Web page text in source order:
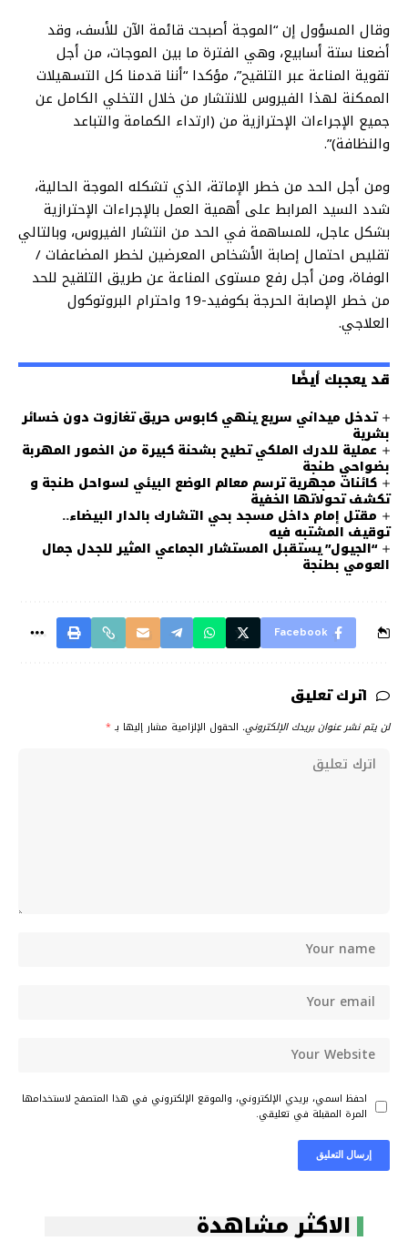
وقال المسؤول إن “الموجة أصبحت قائمة الآن للأسف، وقد
أضعنا ستة أسابيع، وهي الفترة ما بين الموجات، من أجل
تقوية المناعة عبر التلقيح”، مؤكدا “أننا قدمنا كل التسهيلات
الممكنة لهذا الفيروس للانتشار من خلال التخلي الكامل عن
جميع الإجراءات الإحترازية من (ارتداء الكمامة والتباعد
والنظافة)”.
ومن أجل الحد من خطر الإماتة، الذي تشكله الموجة الحالية،
شدد السيد المرابط على أهمية العمل بالإجراءات الإحترازية
بشكل عاجل، للمساهمة في الحد من انتشار الفيروس، وبالتالي
تقليص احتمال إصابة الأشخاص المعرضين لخطر المضاعفات /
الوفاة، ومن أجل رفع مستوى المناعة عن طريق التلقيح للحد
من خطر الإصابة الحرجة بكوفيد-19 واحترام البروتوكول
العلاجي.
قد يعجبك أيضًا
تدخل ميداني سريع ينهي كابوس حريق تغازوت دون خسائر
بشرية
عملية للدرك الملكي تطيح بشحنة كبيرة من الخمور المهربة
بضواحي طنجة
كائنات مجهرية ترسم معالم الوضع البيئي لسواحل طنجة و
تكشف تحولاتها الخفية
مقتل إمام داخل مسجد بحي التشارك بالدار البيضاء..
توقيف المشتبه فيه
“الجيول” يستقبل المستشار الجماعي المثير للجدل جمال
العومي بطنجة
Facebook
اترك تعليق
لن يتم نشر عنوان بريدك الإلكتروني. الحقول الإلزامية مشار إليها بـ *
احفظ اسمي، بريدي الإلكتروني، والموقع الإلكتروني في هذا المتصفح لاستخدامها
المرة المقبلة في تعليقي.
الاكثر مشاهدة